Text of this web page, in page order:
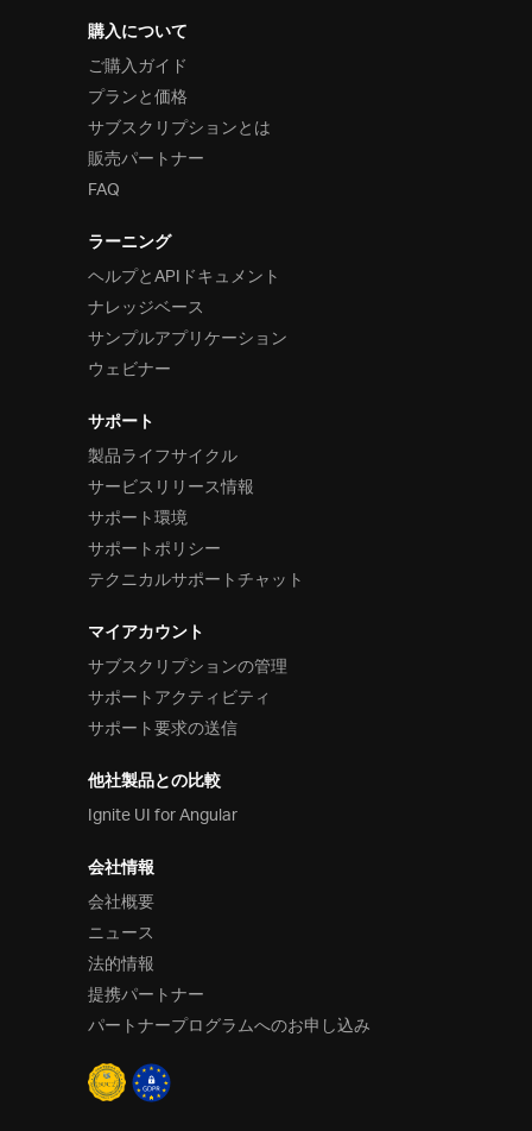
購入について
ご購入ガイド
プランと価格
サブスクリプションとは
販売パートナー
FAQ
ラーニング
ヘルプとAPIドキュメント
ナレッジベース
サンプルアプリケーション
ウェビナー
サポート
製品ライフサイクル
サービスリリース情報
サポート環境
サポートポリシー
テクニカルサポートチャット
マイアカウント
サブスクリプションの管理
サポートアクティビティ
サポート要求の送信
他社製品との比較
Ignite UI for Angular
会社情報
会社概要
ニュース
法的情報
提携パートナー
パートナープログラムへのお申し込み